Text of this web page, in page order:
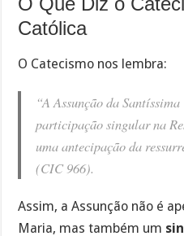
Católica
O Catecismo nos lembra:
“A Assunção da
participação singular na
uma antecipação da
(CIC 966).
Assim, a Assunção não é
Maria, mas também um